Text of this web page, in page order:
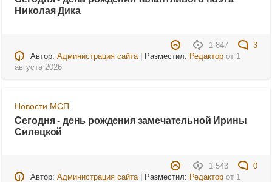
Николая Дика
1 847
3
Автор: Администрация сайта| Разместил: Редакторот 1
августа 2026
Новости МСП
Сегодня - день рождения замечательной Ирины
Силецкой
1 543
0
Автор: Администрация сайта| Разместил: Редакторот 1